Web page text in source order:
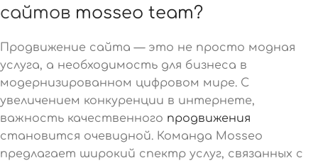
сайтов mosseo team?
Продвижение сайта — это не просто модная
услуга, а необходимость для бизнеса в
модернизированном цифровом мире. С
увеличением конкуренции в интернете,
важность качественного продвижения
становится очевидной. Команда Mosseo
предлагает широкий спектр услуг, связанных с